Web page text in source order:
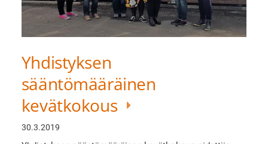
Yhdistyksen
sääntömääräinen
kevätkokous
30.3.2019